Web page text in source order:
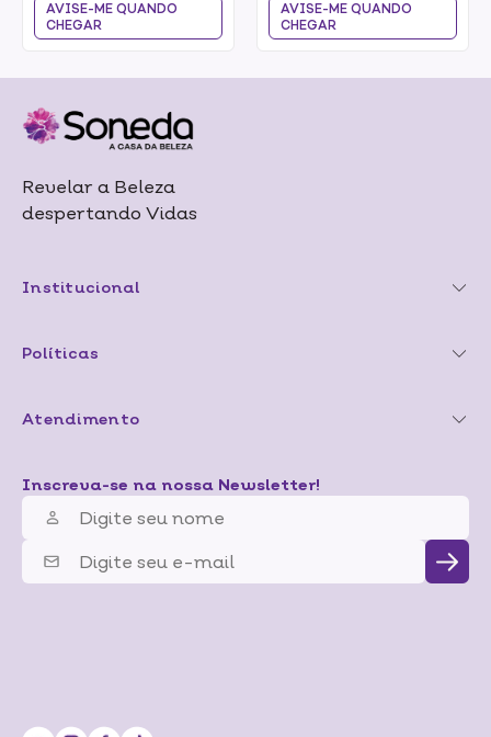
AVISE-ME QUANDO
CHEGAR
AVISE-ME QUANDO
CHEGAR
Revelar a Beleza
despertando Vidas
Institucional
Políticas
Atendimento
Inscreva-se na nossa Newsletter!